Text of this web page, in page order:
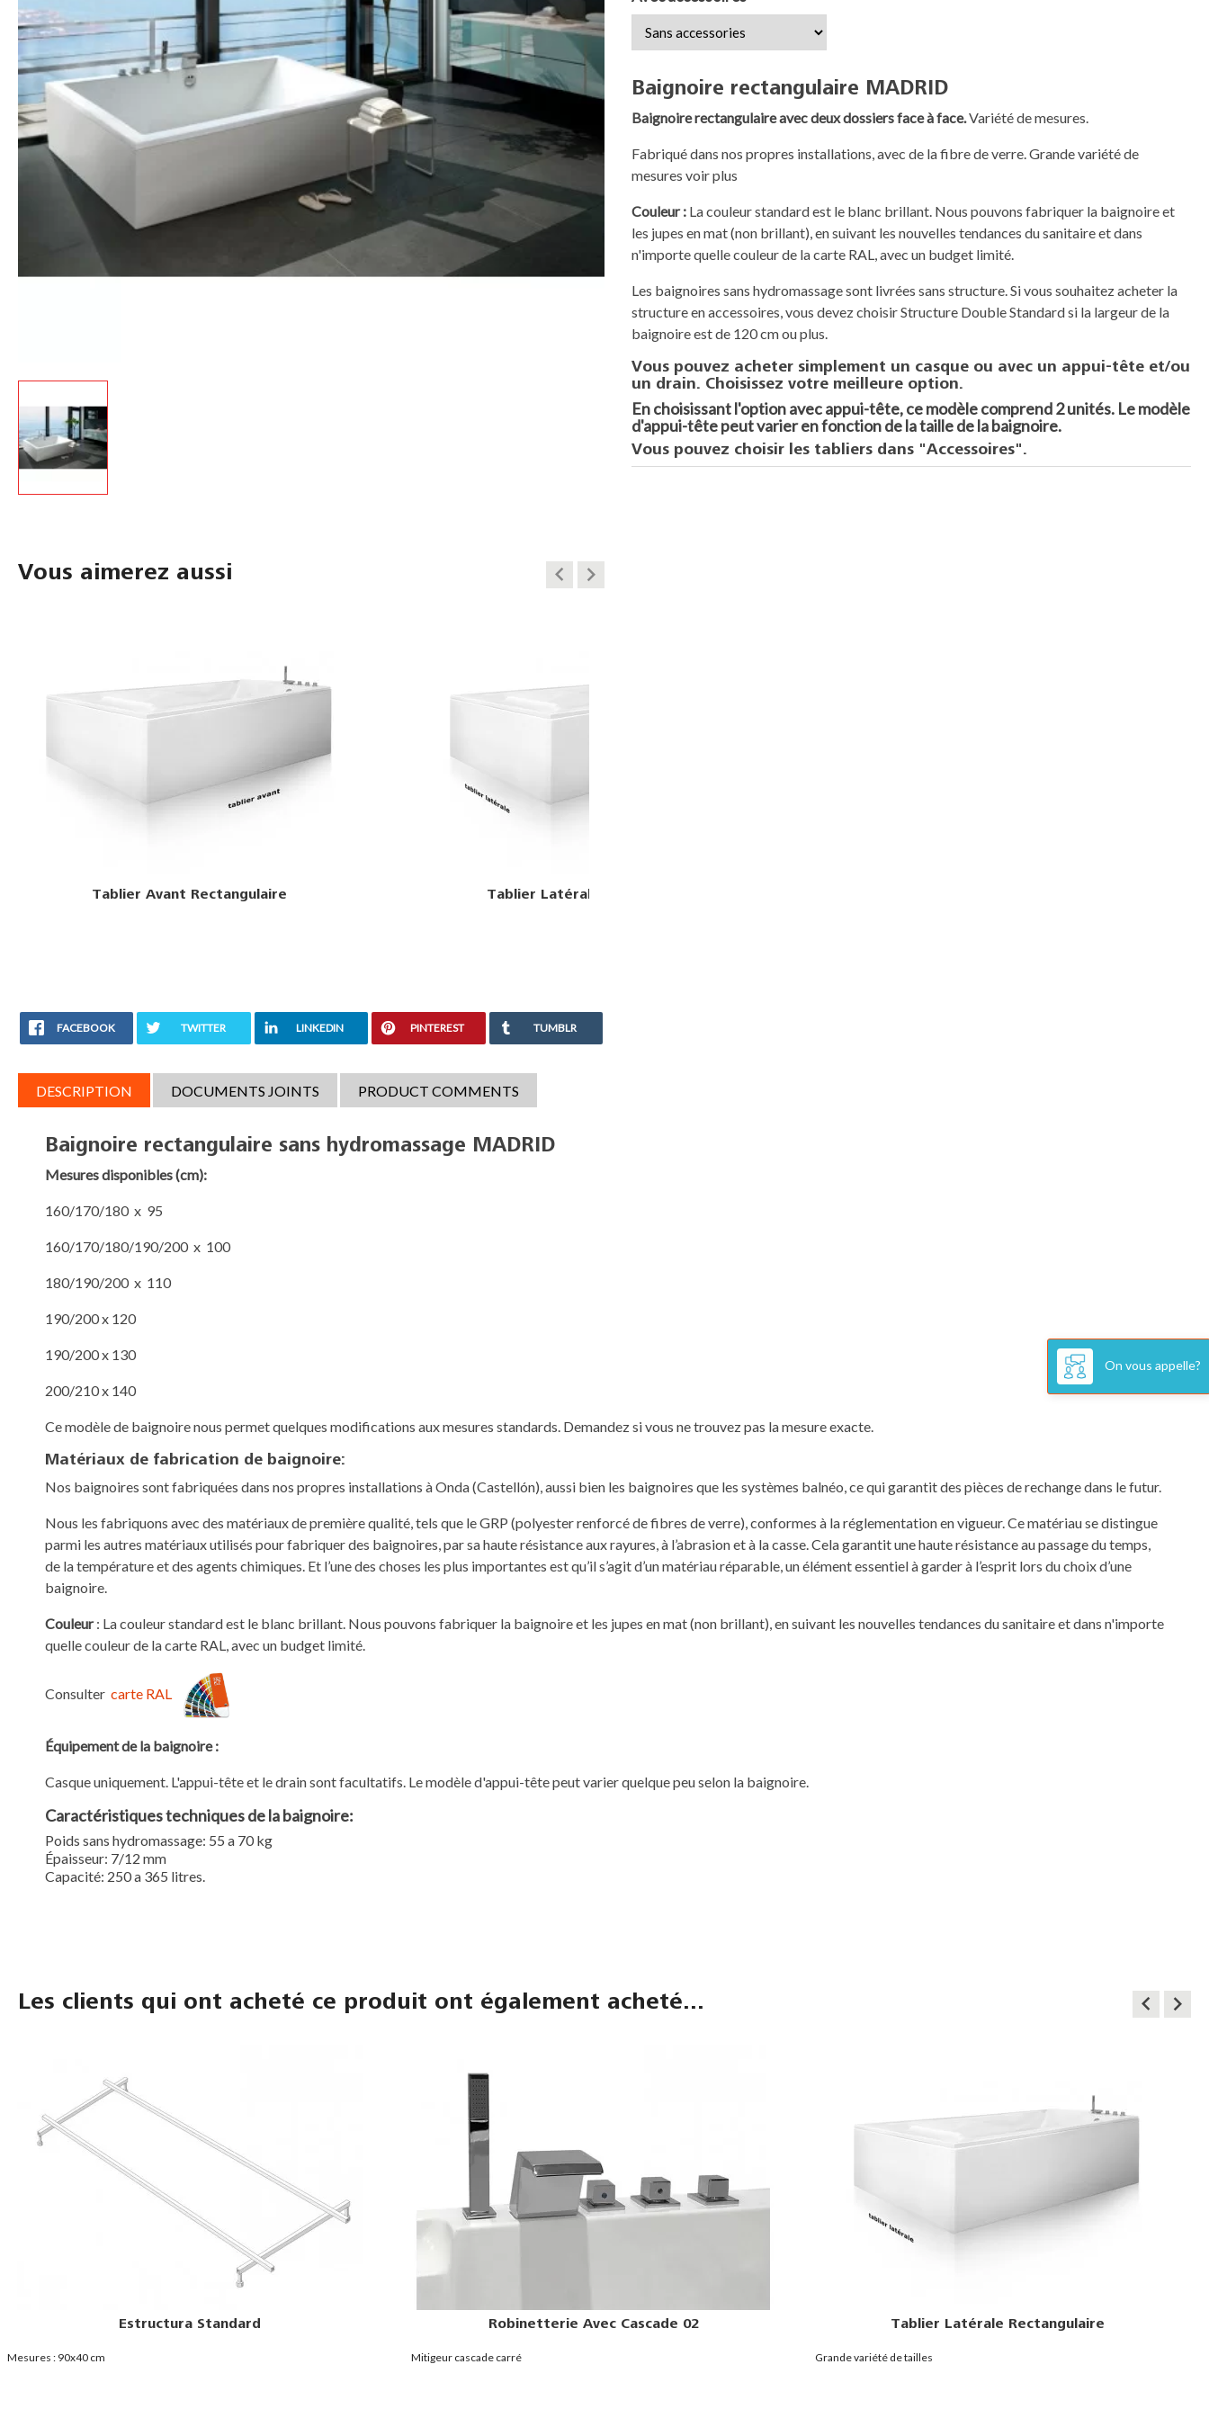
Vous aimerez aussi keyboard_arrow_left
Tablier Latérale Rectangulaire Poignée De Baignoire
keyboard_arrow_right
FACEBOOK TWITTER LINKEDIN PINTEREST TUMBLR
Baignoire rectangulaire MADRID
Baignoire rectangulaire avec deux dossiers face à face.Variété de mesures.
Fabriqué dans nos propres installations, avec de la fibre de verre. Grande variété de
mesures voir plus
Couleur : La couleur standard est le blanc brillant. Nous pouvons fabriquer la baignoire et
les jupes en mat (non brillant), en suivant les nouvelles tendances du sanitaire et dans
n'importe quelle couleur de la carte RAL, avec un budget limité.
Les baignoires sans hydromassage sont livrées sans structure. Si vous souhaitez acheter la
structure en accessoires, vous devez choisir Structure Double Standard si la largeur de la
baignoire est de 120 cm ou plus.
Vous pouvez acheter simplement un casque ou avec un appui-tête et/ou
un drain. Choisissez votre meilleure option.
En choisissant l'option avec appui-tête, ce modèle comprend 2 unités. Le modèle
d'appui-tête peut varier en fonction de la taille de la baignoire.
Vous pouvez choisir les tabliers dans "Accessoires".
DESCRIPTION DOCUMENTS JOINTS PRODUCT COMMENTS
Baignoire rectangulaire sans hydromassage MADRID
Mesures disponibles(cm):
160/170/180 x 95
160/170/180/190/200 x 100
180/190/200 x 110
190/200 x 120
190/200 x 130
200/210 x 140
Ce modèle de baignoire nous permet quelques modifications aux mesures standards. Demandez si vous ne trouvez pas la mesure exacte.
Matériaux de fabrication de baignoire:
Nos baignoires sont fabriquées dans nos propres installations à Onda (Castellón), aussi bien les baignoires que les systèmes balnéo, ce qui garantit des pièces de rechange dans le futur.
Nous les fabriquons avec des matériaux de première qualité, tels que le GRP (polyester renforcé de fibres de verre), conformes à la réglementation en vigueur. Ce matériau se distingue
parmi les autres matériaux utilisés pour fabriquer des baignoires, par sa haute résistance aux rayures, à l’abrasion et à la casse. Cela garantit une haute résistance au passage du temps,
de la température et des agents chimiques. Et l’une des choses les plus importantes est qu’il s’agit d’un matériau réparable, un élément essentiel à garder à l’esprit lors du choix d’une
baignoire.
Couleur: La couleur standard est le blanc brillant. Nous pouvons fabriquer la baignoire et les jupes en mat (non brillant), en suivant les nouvelles tendances du sanitaire et dans n'importe
quelle couleur de la carte RAL, avec un budget limité.
Consulter carte RAL
Équipement de la baignoire :
Casque uniquement. L'appui-tête et le drain sont facultatifs. Le modèle d'appui-tête peut varier quelque peu selon la baignoire.
Caractéristiques techniques de la baignoire:
Poids sans hydromassage: 55 a 70 kg
Épaisseur: 7/12 mm
Capacité: 250 a 365 litres.
Les clients qui ont acheté ce produit ont également acheté... keyboard_arrow_left
Robinetterie Avec Cascade 02
Mitigeur cascade carré
Tablier Latérale Rectangulaire
Grande variété de tailles
Structure Standard Doble
Mesures : 2 pièces de 90x40 cm c/u
keyboard_arrow_right
On vous appelle?